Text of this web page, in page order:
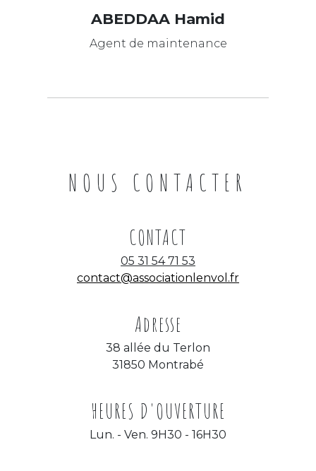
ABEDDAA Hamid
Agent de maintenance
NOUS CONTACTER
CONTACT
05 31 54 71 53
contact@associationlenvol.fr
Adresse
38 allée du Terlon
31850 Montrabé
HEURES D'OUVERTURE
Lun. - Ven. 9H30 - 16H30